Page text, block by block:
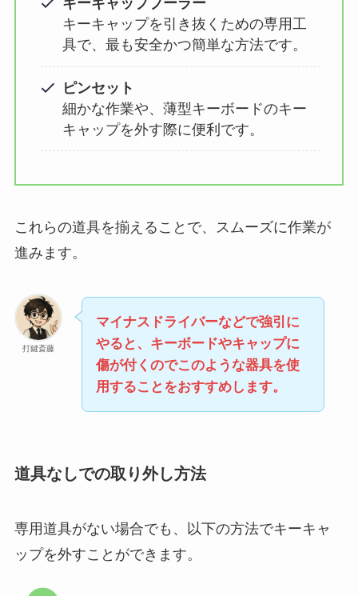
キーキャッププーラー
キーキャップを引き抜くための専用工
具で、最も安全かつ簡単な方法です。
ピンセット
細かな作業や、薄型キーボードのキー
キャップを外す際に便利です。
これらの道具を揃えることで、スムーズに作業が
進みます。
打鍵斎藤
マイナスドライバーなどで強引に
やると、キーボードやキャップに
傷が付くのでこのような器具を使
用することをおすすめします。
道具なしでの取り外し方法
専用道具がない場合でも、以下の方法でキーキャ
ップを外すことができます。